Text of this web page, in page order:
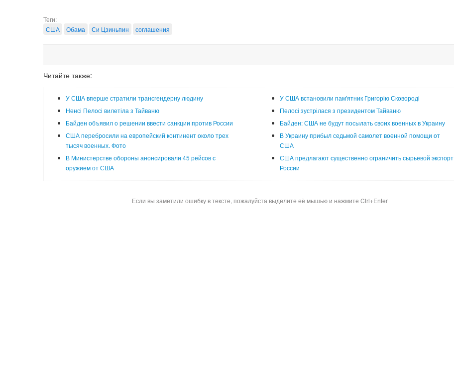
Теги:
США
Обама Си Цзиньпин соглашения
Читайте также:
У США вперше стратили трансгендерну людину
У США встановили пам'ятник Григорію Сковороді
Ненсі Пелосі вилетіла з Тайваню
Пелосі зустрілася з президентом Тайваню
Байден объявил о решении ввести санкции против России
Байден: США не будут посылать своих военных в Украину
США перебросили на европейский континент около трех
тысяч военных. Фото
В Украину прибыл седьмой самолет военной помощи от
США
В Министерстве обороны анонсировали 45 рейсов с
оружием от США
США предлагают существенно ограничить сырьевой экспорт
России
Если вы заметили ошибку в тексте, пожалуйста выделите её мышью и нажмите Ctrl+Enter